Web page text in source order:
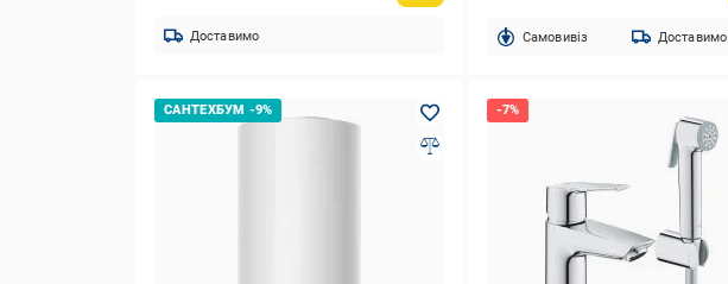
Доставимо Cамовивіз Доставимо